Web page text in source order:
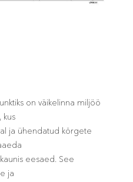
on väikelinna miljöö
kus
ja ühendatud kõrgete
eesaed. See
ja